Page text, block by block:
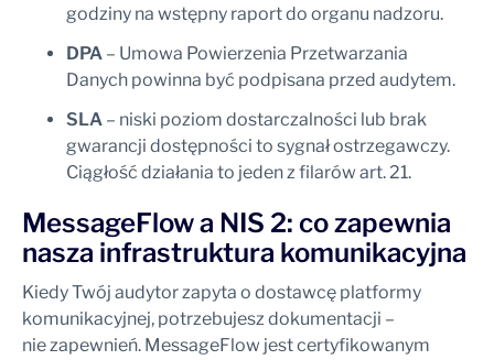
godziny na wstępny raport do organu nadzoru.
DPA – Umowa Powierzenia Przetwarzania
Danych powinna być podpisana przed audytem.
SLA – niski poziom dostarczalności lub brak
gwarancji dostępności to sygnał ostrzegawczy.
Ciągłość działania to jeden z filarów art. 21.
MessageFlow a NIS 2: co zapewnia
nasza infrastruktura komunikacyjna
Kiedy Twój audytor zapyta o dostawcę platformy
komunikacyjnej, potrzebujesz dokumentacji –
nie zapewnień. MessageFlow jest certyfikowanym